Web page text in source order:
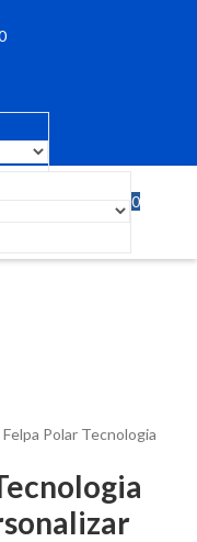
0
Polar Tecnologia